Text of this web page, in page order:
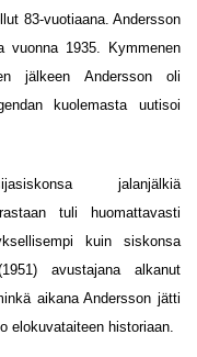
83-vuotiaana. Andersson
vuonna 1935. Kymmenen
jälkeen Andersson oli
kuolemasta uutisoi
jalanjälkiä
tuli huomattavasti
kuin siskonsa
avustajana alkanut
aikana Andersson jätti
elokuvataiteen historiaan.